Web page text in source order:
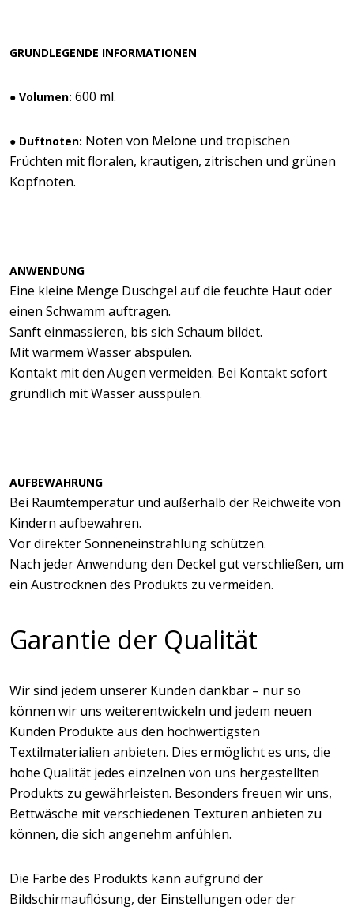
GRUNDLEGENDE INFORMATIONEN
● Volumen: 600 ml.
● Duftnoten: Noten von Melone und tropischen
Früchten mit floralen, krautigen, zitrischen und grünen
Kopfnoten.
ANWENDUNG
Eine kleine Menge Duschgel auf die feuchte Haut oder
einen Schwamm auftragen.
Sanft einmassieren, bis sich Schaum bildet.
Mit warmem Wasser abspülen.
Kontakt mit den Augen vermeiden. Bei Kontakt sofort
gründlich mit Wasser ausspülen.
AUFBEWAHRUNG
Bei Raumtemperatur und außerhalb der Reichweite von
Kindern aufbewahren.
Vor direkter Sonneneinstrahlung schützen.
Nach jeder Anwendung den Deckel gut verschließen, um
ein Austrocknen des Produkts zu vermeiden.
Garantie der Qualität
Wir sind jedem unserer Kunden dankbar – nur so
können wir uns weiterentwickeln und jedem neuen
Kunden Produkte aus den hochwertigsten
Textilmaterialien anbieten. Dies ermöglicht es uns, die
hohe Qualität jedes einzelnen von uns hergestellten
Produkts zu gewährleisten. Besonders freuen wir uns,
Bettwäsche mit verschiedenen Texturen anbieten zu
können, die sich angenehm anfühlen.
Die Farbe des Produkts kann aufgrund der
Bildschirmauflösung, der Einstellungen oder der